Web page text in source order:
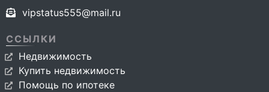
vipstatus555@mail.ru
ССЫЛКИ
Недвижимость
Купить недвижимость
Помощь по ипотеке